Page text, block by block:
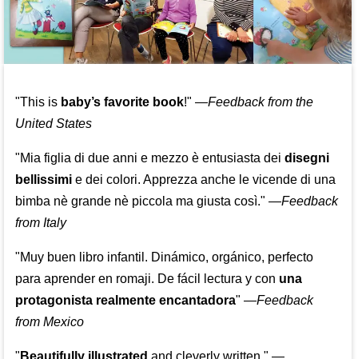
"This is baby’s favorite book!" —Feedback from the
United States
"Mia figlia di due anni e mezzo è entusiasta dei disegni
bellissimie dei colori. Apprezza anche le vicende di una
bimba nè grande nè piccola ma giusta così." —Feedback
from Italy
"Muy buen libro infantil. Dinámico, orgánico, perfecto
para aprender en romaji. De fácil lectura y con una
protagonista realmente encantadora" —Feedback
from Mexico